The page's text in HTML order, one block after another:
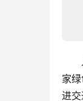
家
进